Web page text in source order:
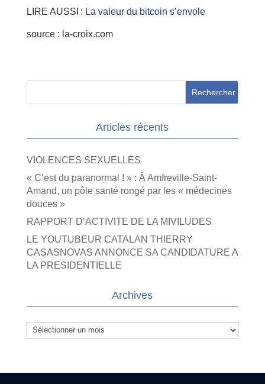
LIRE AUSSI : La valeur du bitcoin s’envole
source : la-croix.com
Articles récents
VIOLENCES SEXUELLES
« C’est du paranormal ! » : À Amfreville-Saint-
Amand, un pôle santé rongé par les « médecines
douces »
RAPPORT D’ACTIVITE DE LA MIVILUDES
LE YOUTUBEUR CATALAN THIERRY
CASASNOVAS ANNONCE SA CANDIDATURE A
LA PRESIDENTIELLE
Archives
Archives